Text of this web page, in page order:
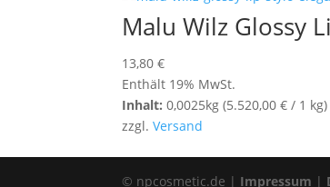
Malu Wilz Glossy
13,80€
Enthält 19% MwSt.
Inhalt: 0,0025kg (5.520,00€ / 1 kg)
zzgl.Versand
© npcosmetic.de | Impressum |